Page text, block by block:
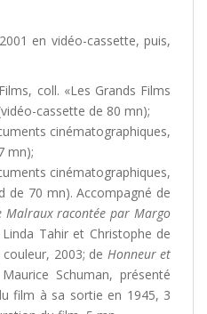
en vidéo-cassette, puis,
coll. «Les Grands Films
cassette de 80 mn);
cinématographiques,
mn);
cinématographiques,
de 70 mn). Accompagné de
Malraux racontée par Margo
Linda Tahir et Christophe de
2003; de Honneur et
Schuman, présenté
film à sa sortie en 1945, 3